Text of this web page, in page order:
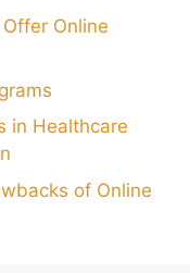
Online
in Healthcare
of Online